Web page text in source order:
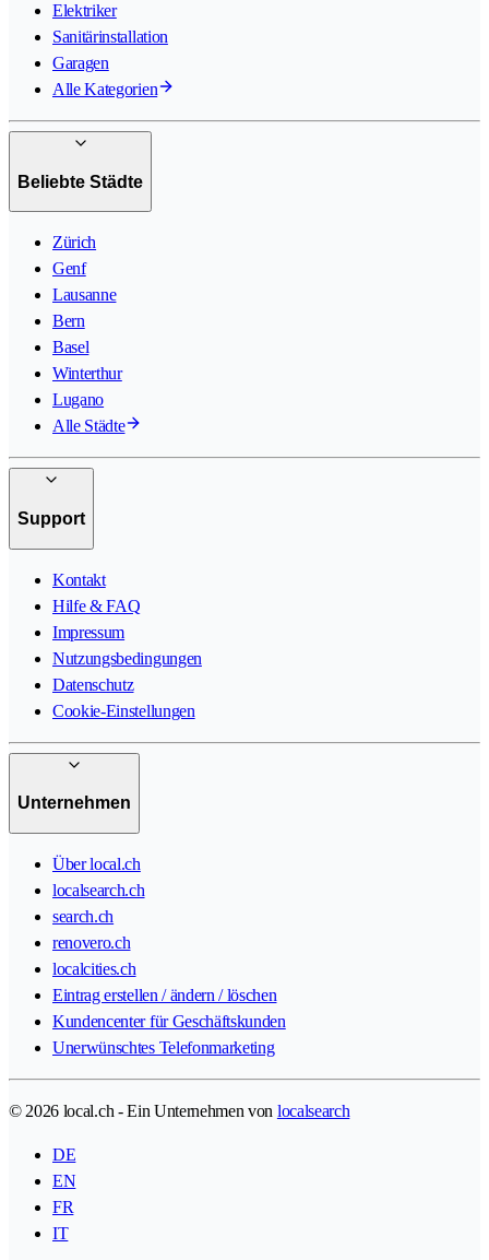
Elektriker
Sanitärinstallation
Garagen
Alle Kategorien
Beliebte Städte
Zürich
Genf
Lausanne
Bern
Basel
Winterthur
Lugano
Alle Städte
Support
Kontakt
Hilfe & FAQ
Impressum
Nutzungsbedingungen
Datenschutz
Cookie-Einstellungen
Unternehmen
Über local.ch
localsearch.ch
search.ch
renovero.ch
localcities.ch
Eintrag erstellen / ändern / löschen
Kundencenter für Geschäftskunden
Unerwünschtes Telefonmarketing
© 2026 local.ch - Ein Unternehmen von localsearch
DE
EN
FR
IT